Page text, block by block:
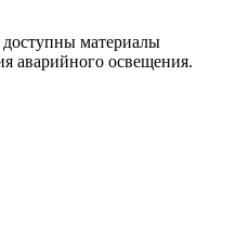
материалы
аварийного освещения.